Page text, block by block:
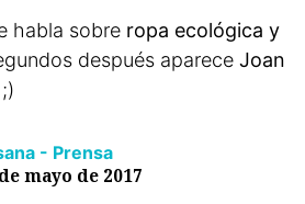
habla sobre ropa ecológica y
después aparece Joan
;)
- Prensa
mayo de 2017